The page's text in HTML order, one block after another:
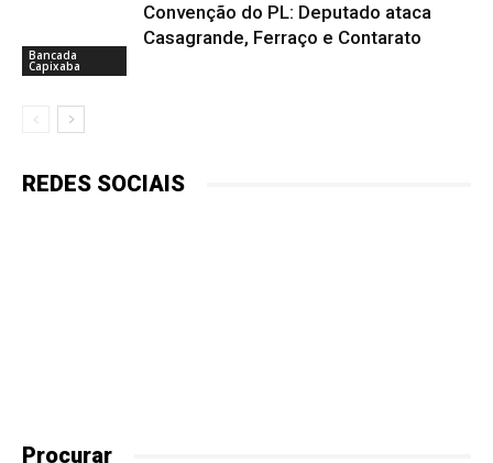
Bancada
Capixaba
Convenção do PL: Deputado ataca
Casagrande, Ferraço e Contarato
REDES SOCIAIS
Procurar